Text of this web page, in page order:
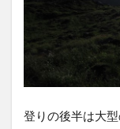
登りの後半は大